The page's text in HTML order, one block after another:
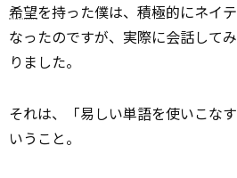
希望を持った僕は、積極的にネイ
なったのですが、実際に会話して
りました。
それは、「易しい単語を使いこな
いうこと。